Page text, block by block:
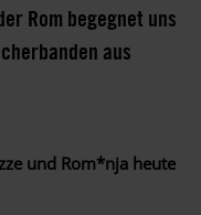
Rom begegnet uns
aus
und Rom*nja heute